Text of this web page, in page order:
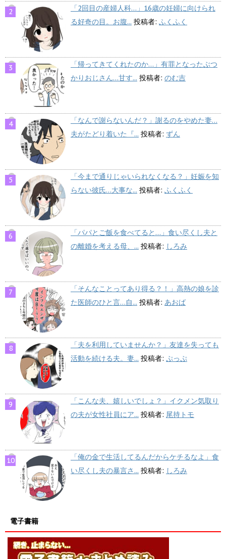
「2回目の産婦人科…」16歳の妊婦に向けられ
る好奇の目。お腹... 投稿者: ふくふく
「帰ってきてくれたのか…」有罪となったぶつ
かりおじさん…甘す... 投稿者: のむ吉
「なんで謝らないんだ？」謝るのをやめた妻…
夫がたどり着いた『... 投稿者: ずん
「今まで通りじゃいられなくなる？」妊娠を知
らない彼氏…大事な... 投稿者: ふくふく
「パパとご飯を食べてると…」食い尽くし夫と
の離婚を考える母、... 投稿者: しろみ
「そんなことってあり得る？！」高熱の娘を診
た医師のひと言…自... 投稿者: あおば
「夫を利用していませんか？」友達を失っても
活動を続ける夫。妻... 投稿者: ぷっぷ
「こんな夫、嬉しいでしょ？」イクメン気取り
の夫が女性社員にア... 投稿者: 尾持トモ
「俺の金で生活してるんだからケチるなよ」食
い尽くし夫の暴言さ... 投稿者: しろみ
電子書籍